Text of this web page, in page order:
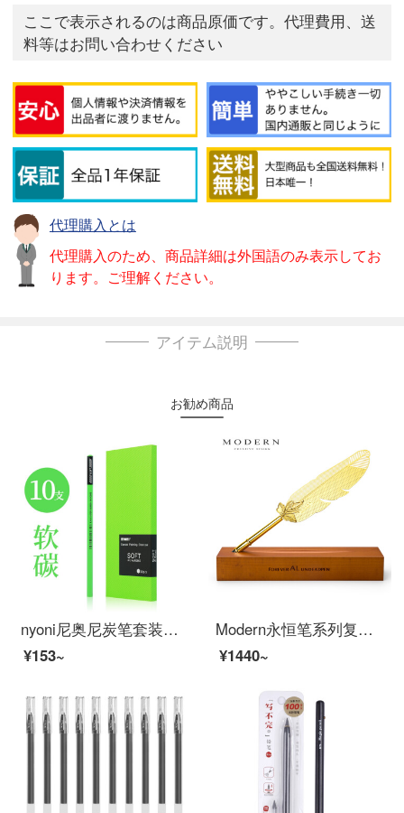
ここで表示されるのは商品原価です。代理費用、送
料等はお問い合わせください
代理購入とは
代理購入のため、商品詳細は外国語のみ表示してお
ります。ご理解ください。
アイテム説明
お勧め商品
nyoni尼奥尼炭笔套装速写素描软碳中碳硬碳混合装炭化铅笔美术生专用考试用笔特黑炭笔 软碳10支
¥153~
Modern永恒笔系列复古羽毛笔 不用墨水的钢笔 金属老不死笔 办公桌面掉件商务礼品笔 创意公司企业
¥1440~